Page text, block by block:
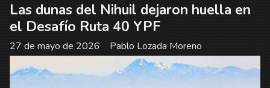
Las dunas del Nihuil dejaron huella en
el Desafío Ruta 40 YPF
Pablo Lozada Moreno
27 de mayo de 2026